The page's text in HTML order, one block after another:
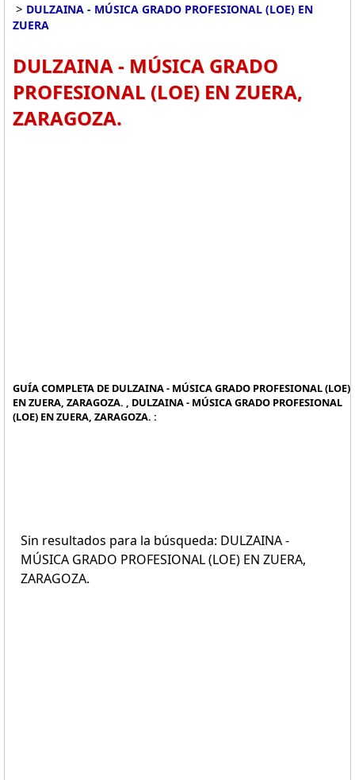
> DULZAINA - MÚSICA GRADO PROFESIONAL (LOE) EN
ZUERA
DULZAINA - MÚSICA GRADO
PROFESIONAL (LOE) EN ZUERA,
ZARAGOZA.
GUÍA COMPLETA DE DULZAINA - MÚSICA GRADO PROFESIONAL (LOE)
EN ZUERA, ZARAGOZA. , DULZAINA - MÚSICA GRADO PROFESIONAL
(LOE) EN ZUERA, ZARAGOZA. :
Sin resultados para la búsqueda: DULZAINA -
MÚSICA GRADO PROFESIONAL (LOE) EN ZUERA,
ZARAGOZA.